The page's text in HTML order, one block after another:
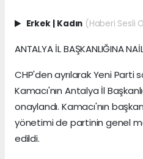
Erkek | Kadın (Haberi Sesli
ANTALYA İL BAŞKANLIĞINA
CHP'den ayrılarak Yeni Parti
Kamacı'nın Antalya İl
onaylandı. Kamacı'nın
yönetimi de partinin genel
edildi.